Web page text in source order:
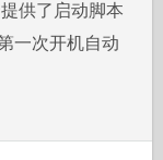
供了启动脚本
一次开机自动